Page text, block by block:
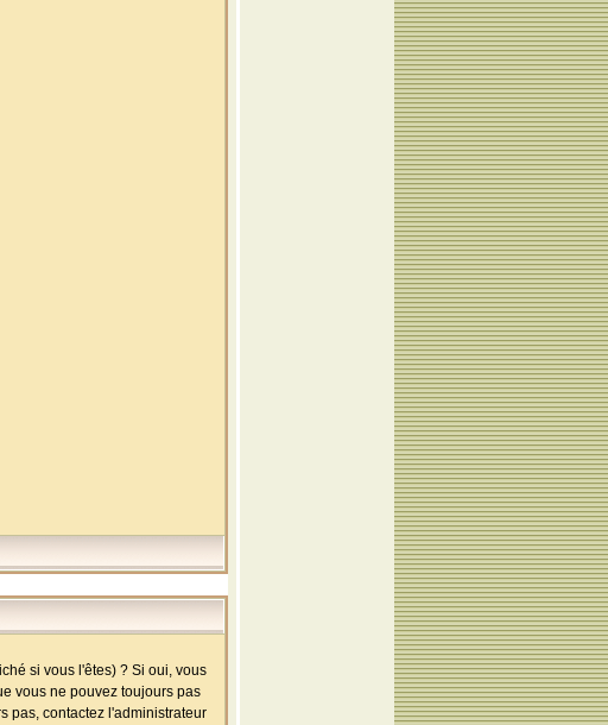
si vous l'êtes) ? Si oui, vous
vous ne pouvez toujours pas
pas, contactez l'administrateur